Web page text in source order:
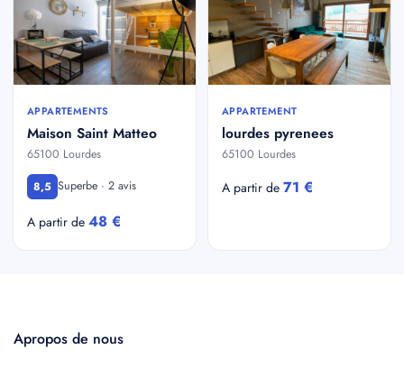
APPARTEMENTS
Maison Saint Matteo
65100 Lourdes
8,5 Superbe · 2 avis
A partir de 48 €
APPARTEMENT
lourdes pyrenees
65100 Lourdes
A partir de 71 €
Apropos de nous